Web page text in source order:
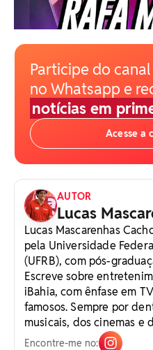
Participe do canal
no Whatsapp e
notícias em
Acesse a
AUTOR
Lucas
Lucas Mascarenhas
pela Universidade
(UFRB), com pós-
Escreve sobre
iBahia, com ênfase em
famosos. Sempre por
musicais, dos cinemas e
Encontre-me no: